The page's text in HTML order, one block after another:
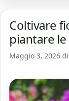
Coltivare
piantare
Maggio 3, 2026 di